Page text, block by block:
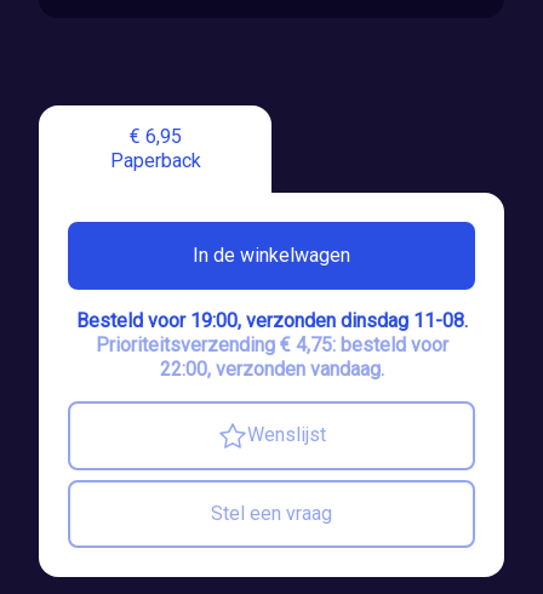
€ 6,95
Paperback
In de winkelwagen
Besteld voor 19:00, verzonden dinsdag 11-08.
Prioriteitsverzending € 4,75: besteld voor
22:00, verzonden vandaag.
Wenslijst
Stel een vraag